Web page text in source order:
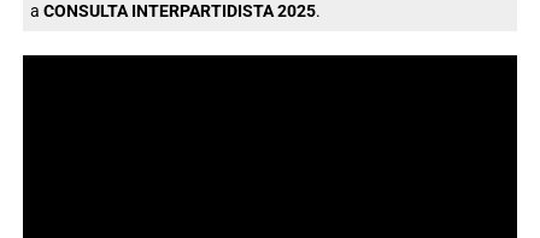
a CONSULTA INTERPARTIDISTA 2025.